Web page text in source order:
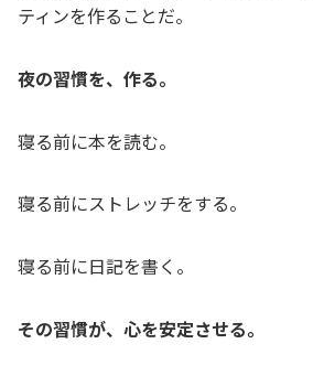
ティンを作ることだ。
夜の習慣を、作る。
寝る前に本を読む。
寝る前にストレッチをする。
寝る前に日記を書く。
その習慣が、心を安定させる。